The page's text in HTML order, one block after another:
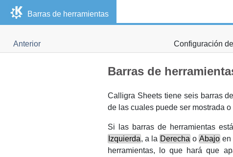
Barras de herramientas
Anterior
Configuración
Barras de
Calligra Sheetstiene seis barras
de las cuales puede ser mostrada
Si las barras de herramientas
Izquierda, a la Derecha o Abajo en
herramientas, lo que hará que